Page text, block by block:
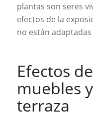
plantas son seres
efectos de la
no están adaptadas
Efectos
muebles
terraza